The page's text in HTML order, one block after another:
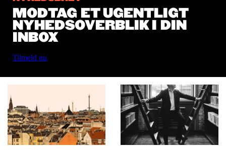
MODTAG ET UGENTLIGT
NYHEDSOVERBLIK I DIN
INBOX
Tilmeld nu